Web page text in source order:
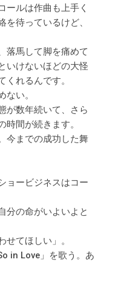
ールは作曲も上手く
を待っているけど、
落馬して脚を痛めて
いけないほどの大怪
くれるんです。
ない。
が数年続いて、さら
時間が続きます。
今までの成功した舞
ョービジネスはコー
分の命がいよいよと
せてほしい」。
in Love」を歌う。あ